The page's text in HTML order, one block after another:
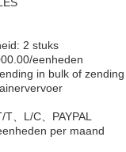
2 stuks
eenheden
in bulk of
、L/C、PAYPAL
per maand